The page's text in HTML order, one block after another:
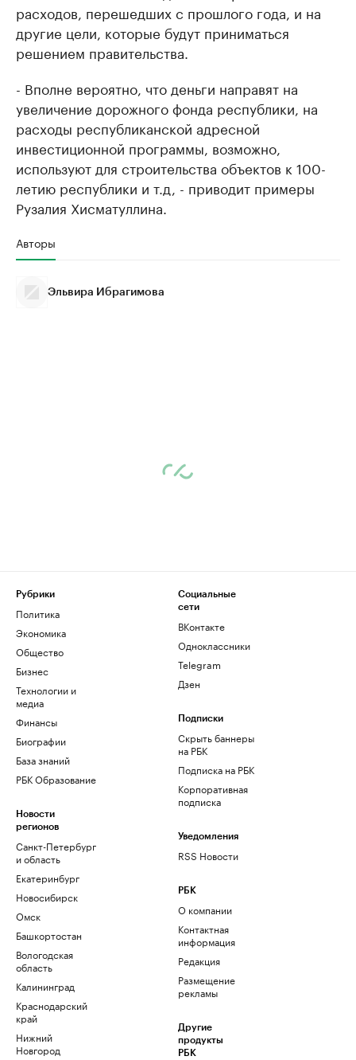
расходов, перешедших с прошлого года, и на
другие цели, которые будут приниматься
решением правительства.
- Вполне вероятно, что деньги направят на
увеличение дорожного фонда республики, на
расходы республиканской адресной
инвестиционной программы, возможно,
используют для строительства объектов к 100-
летию республики и т.д, - приводит примеры
Рузалия Хисматуллина.
Авторы
Эльвира Ибрагимова
Рубрики
Политика
Экономика
Общество
Бизнес
Технологии и
медиа
Финансы
Биографии
База знаний
РБК Образование
Новости
регионов
Санкт-Петербург
и область
Екатеринбург
Новосибирск
Омск
Башкортостан
Вологодская
область
Калининград
Краснодарский
край
Нижний
Новгород
Социальные
сети
ВКонтакте
Одноклассники
Telegram
Дзен
Подписки
Скрыть баннеры
на РБК
Подписка на РБК
Корпоративная
подписка
Уведомления
RSS Новости
РБК
О компании
Контактная
информация
Редакция
Размещение
рекламы
Другие
продукты
РБК